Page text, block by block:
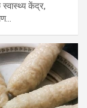
स्वास्थ्य केंद्र,